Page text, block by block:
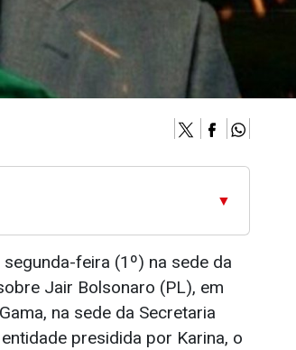
▼
feira (1º) na sede da
Jair Bolsonaro (PL), em
na sede da Secretaria
presidida por Karina, o